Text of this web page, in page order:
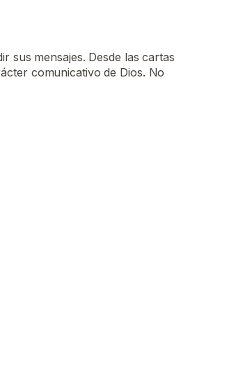
sus mensajes. Desde las cartas
comunicativo de Dios. No